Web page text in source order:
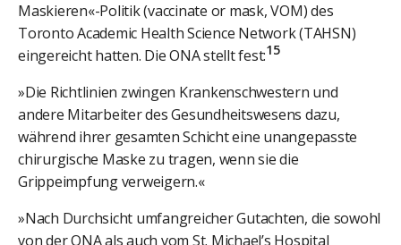
Maskieren«-Politik (vaccinate or mask, VOM) des
Toronto Academic Health Science Network (TAHSN)
eingereicht hatten. Die ONA stellt fest:15
»Die Richtlinien zwingen Krankenschwestern und
andere Mitarbeiter des Gesundheitswesens dazu,
während ihrer gesamten Schicht eine unangepasste
chirurgische Maske zu tragen, wenn sie die
Grippeimpfung verweigern.«
»Nach Durchsicht umfangreicher Gutachten, die sowohl
von der ONA als auch vom St. Michael’s Hospital